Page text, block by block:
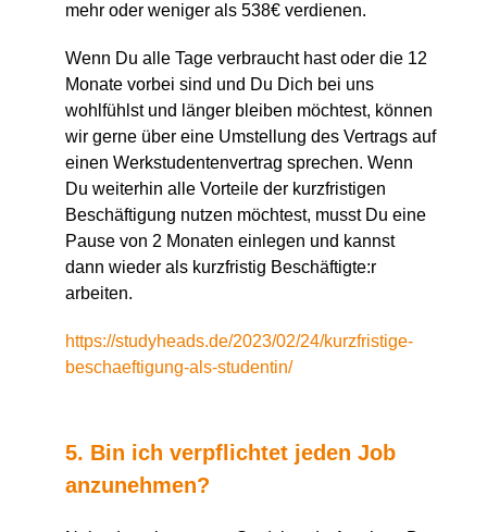
mehr oder weniger als 538€ verdienen.
Wenn Du alle Tage verbraucht hast oder die 12
Monate vorbei sind und Du Dich bei uns
wohlfühlst und länger bleiben möchtest, können
wir gerne über eine Umstellung des Vertrags auf
einen Werkstudentenvertrag sprechen. Wenn
Du weiterhin alle Vorteile der kurzfristigen
Beschäftigung nutzen möchtest, musst Du eine
Pause von 2 Monaten einlegen und kannst
dann wieder als kurzfristig Beschäftigte:r
arbeiten.
https://studyheads.de/2023/02/24/kurzfristige-
beschaeftigung-als-studentin/
5. Bin ich verpflichtet jeden Job
anzunehmen?